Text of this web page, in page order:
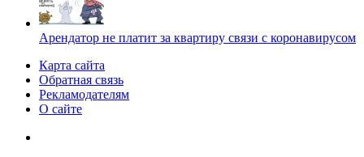
Арендатор не платит за квартиру связи с коронавирусом
Карта сайта
Обратная связь
Рекламодателям
О сайте